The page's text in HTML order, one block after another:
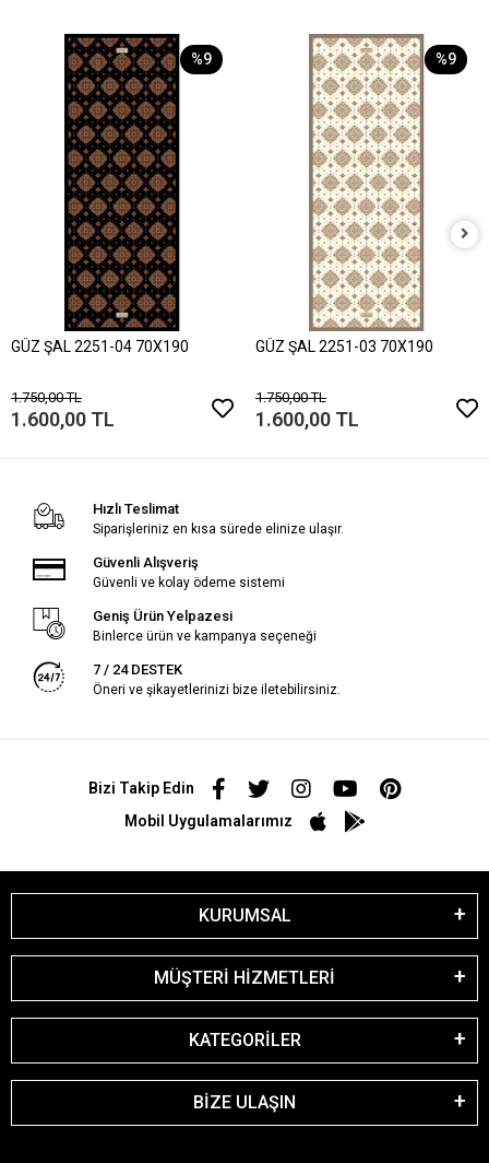
%9
GÜZ ŞAL 2251-04 70X190
1.750,00 TL
1.600,00 TL
%9
GÜZ ŞAL 2251-03 70X190
1.750,00 TL
1.600,00 TL
Hızlı Teslimat
Siparişleriniz en kısa sürede elinize ulaşır.
Güvenli Alışveriş
Güvenli ve kolay ödeme sistemi
Geniş Ürün Yelpazesi
Binlerce ürün ve kampanya seçeneği
7 / 24 DESTEK
Öneri ve şikayetlerinizi bize iletebilirsiniz.
Bizi Takip Edin
Mobil Uygulamalarımız
KURUMSAL
MÜŞTERİ HİZMETLERİ
KATEGORİLER
BİZE ULAŞIN